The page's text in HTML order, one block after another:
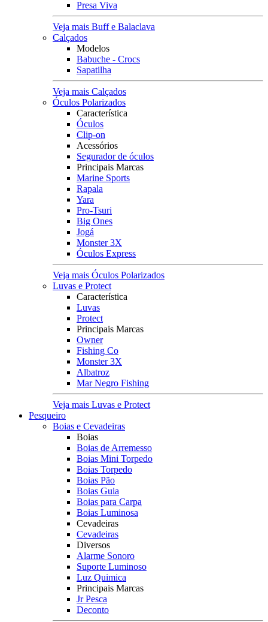
Presa Viva
Veja mais Buff e Balaclava
Calçados
Modelos
Babuche - Crocs
Sapatilha
Veja mais Calçados
Óculos Polarizados
Característica
Óculos
Clip-on
Acessórios
Segurador de óculos
Principais Marcas
Marine Sports
Rapala
Yara
Pro-Tsuri
Big Ones
Jogá
Monster 3X
Óculos Express
Veja mais Óculos Polarizados
Luvas e Protect
Característica
Luvas
Protect
Principais Marcas
Owner
Fishing Co
Monster 3X
Albatroz
Mar Negro Fishing
Veja mais Luvas e Protect
Pesqueiro
Boias e Cevadeiras
Boias
Boias de Arremesso
Boias Mini Torpedo
Boias Torpedo
Boias Pão
Boias Guia
Boias para Carpa
Boias Luminosa
Cevadeiras
Cevadeiras
Diversos
Alarme Sonoro
Suporte Luminoso
Luz Quimica
Principais Marcas
Jr Pesca
Deconto